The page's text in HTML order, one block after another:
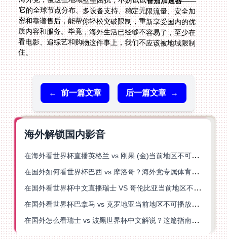
住。
← 前一篇文章 后一篇文章 →
海外解锁国内影音
在海外看世界杯直播英格兰 vs 刚果 (金)当前地区不可播放？这篇指南帮你突破所有限制
在国外如何看世界杯巴西 vs 摩洛哥？海外党专属体育观赛指南来了
在国外看世界杯中文直播瑞士 VS 哥伦比亚当前地区不可播放？这篇指南帮你搞定
在国外看世界杯巴拿马 vs 克罗地亚当前地区不可播放？这篇指南帮你轻松解决海外体育直播难题
在国外怎么看瑞士 vs 波黑世界杯中文解说？这篇指南帮你搞定所有地区限制问题